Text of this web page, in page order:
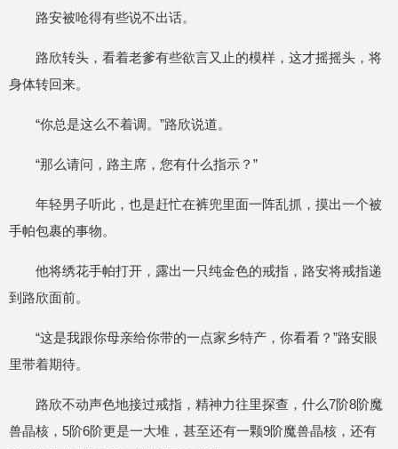
路安被呛得有些说不出话。
路欣转头，看着老爹有些欲言又止的模样，这才摇摇头，将
身体转回来。
“你总是这么不着调。”路欣说道。
“那么请问，路主席，您有什么指示？”
年轻男子听此，也是赶忙在裤兜里面一阵乱抓，摸出一个被
手帕包裹的事物。
他将绣花手帕打开，露出一只纯金色的戒指，路安将戒指递
到路欣面前。
“这是我跟你母亲给你带的一点家乡特产，你看看？”路安眼
里带着期待。
路欣不动声色地接过戒指，精神力往里探查，什么7阶8阶魔
兽晶核，5阶6阶更是一大堆，甚至还有一颗9阶魔兽晶核，还有